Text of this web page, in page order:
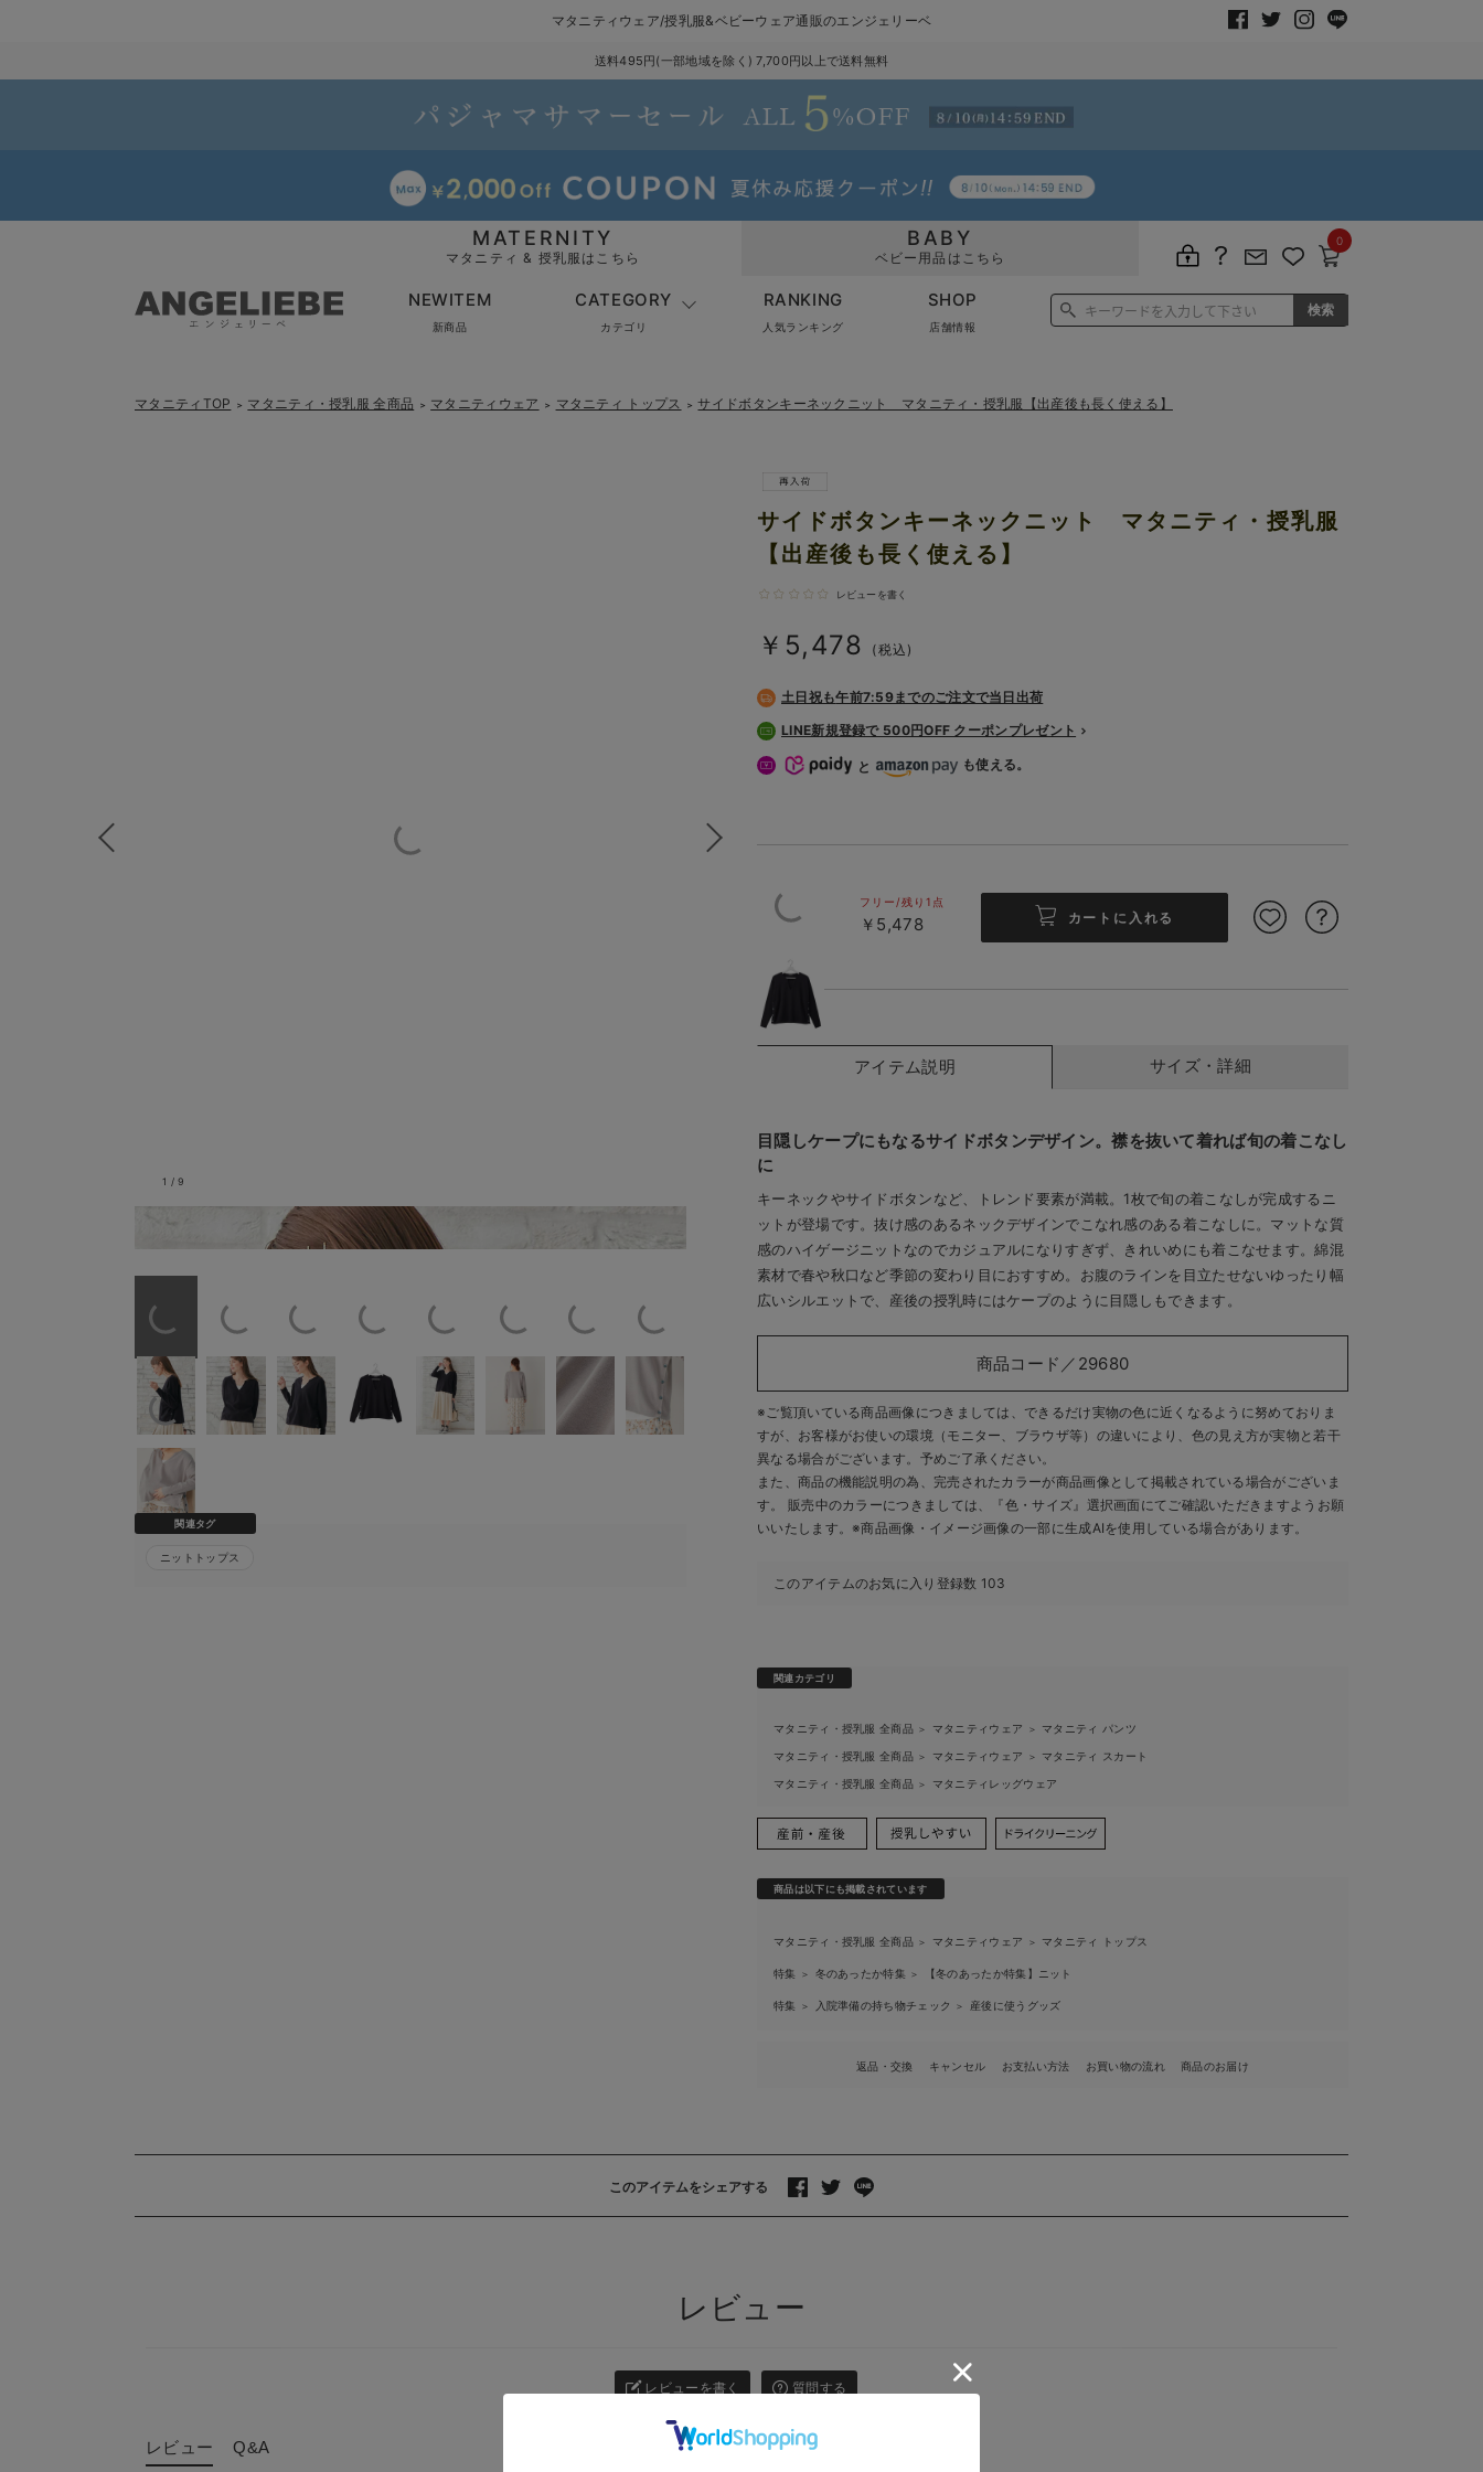
マタニティウェア/授乳服&ベビーウェア通販のエンジェリーベ
送料495円(一部地域を除く) 7,700円以上で送料無料
MATERNITY
マタニティ & 授乳服はこちら
BABY
ベビー用品はこちら
0
NEWITEM
新商品
CATEGORY
カテゴリ
RANKING
人気ランキング
SHOP
店舗情報
マタニティTOP ＞ マタニティ・授乳服 全商品 ＞ マタニティウェア ＞ マタニティ トップス ＞ サイドボタンキーネックニット マタニティ・授乳服【出産後も長く使える】
ブラック／産後シルエット ブラック／産後シルエット／モデル身長：165cm／着用サイズ：フリー
1 /9
関連タグ
ニットトップス
サイドボタンキーネックニット マタニティ・授乳服
【出産後も長く使える】
レビューを書く
￥5,478 (税込)
土日祝も午前7:59までのご注文で当日出荷
LINE新規登録で 500円OFF クーポンプレゼント
と も使える。
フリー/残り1点
￥5,478 カートに入れる
アイテム説明 サイズ・詳細
目隠しケープにもなるサイドボタンデザイン。襟を抜いて着れば旬の着こなし
に
キーネックやサイドボタンなど、トレンド要素が満載。1枚で旬の着こなしが完成するニ
ットが登場です。抜け感のあるネックデザインでこなれ感のある着こなしに。マットな質
感のハイゲージニットなのでカジュアルになりすぎず、きれいめにも着こなせます。綿混
素材で春や秋口など季節の変わり目におすすめ。お腹のラインを目立たせないゆったり幅
広いシルエットで、産後の授乳時にはケープのように目隠しもできます。
商品コード／29680
※ご覧頂いている商品画像につきましては、できるだけ実物の色に近くなるように努めておりま
すが、 お客様がお使いの環境（モニター、ブラウザ等）の違いにより、色の見え方が実物と若干
異なる場合がございます。予めご了承ください。
また、商品の機能説明の為、完売されたカラーが商品画像として掲載されている場合がございま
す。 販売中のカラーにつきましては、『色・サイズ』選択画面にてご確認いただきますようお願
いいたします。 ※商品画像・イメージ画像の一部に生成AIを使用している場合があります。
このアイテムのお気に入り登録数 103
関連カテゴリ
マタニティ・授乳服 全商品 ＞ マタニティウェア ＞ マタニティ パンツ
マタニティ・授乳服 全商品 ＞ マタニティウェア ＞ マタニティ スカート
マタニティ・授乳服 全商品 ＞ マタニティレッグウェア
商品は以下にも掲載されています
マタニティ・授乳服 全商品 ＞ マタニティウェア ＞ マタニティ トップス
特集 ＞ 冬のあったか特集 ＞ 【冬のあったか特集】ニット
特集 ＞ 入院準備の持ち物チェック ＞ 産後に使うグッズ
返品・交換 キャンセル お支払い方法 お買い物の流れ 商品のお届け
このアイテムをシェアする >
レビュー
レビューを書く 質問する
レビュー
Q&A